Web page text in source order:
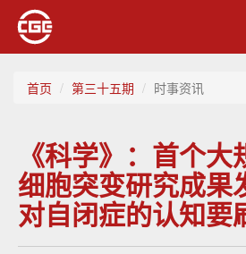
首页 第三十五期 时事资讯
《科学》：首个
细胞突变研究成果
对自闭症的认知要